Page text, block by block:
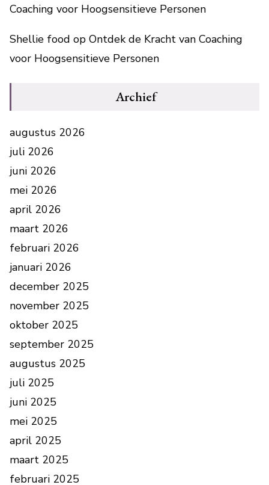
Coaching voor Hoogsensitieve Personen
Shellie food op Ontdek de Kracht van Coaching
voor Hoogsensitieve Personen
Archief
augustus 2026
juli 2026
juni 2026
mei 2026
april 2026
maart 2026
februari 2026
januari 2026
december 2025
november 2025
oktober 2025
september 2025
augustus 2025
juli 2025
juni 2025
mei 2025
april 2025
maart 2025
februari 2025